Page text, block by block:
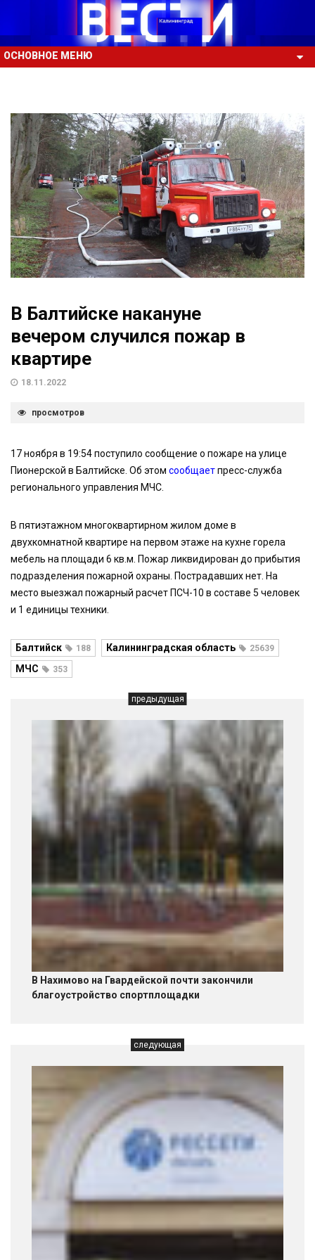
ОСНОВНОЕ МЕНЮ
В Балтийске накануне
вечером случился пожар в
квартире
18.11.2022
просмотров
17 ноября в 19:54 поступило сообщение о пожаре на улице
Пионерской в Балтийске. Об этом сообщаетпресс-служба
регионального управления МЧС.
В пятиэтажном многоквартирном жилом доме в
двухкомнатной квартире на первом этаже на кухне горела
мебель на площади 6 кв.м. Пожар ликвидирован до прибытия
подразделения пожарной охраны. Пострадавших нет. На
место выезжал пожарный расчет ПСЧ-10 в составе 5 человек
и 1 единицы техники.
Балтийск 188 Калининградская область 25639
МЧС 353
предыдущая
В Нахимово на Гвардейской почти закончили
благоустройство спортплощадки
следующая